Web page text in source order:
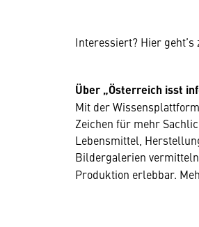
Interessiert? Hier geht’s
Über „Österreich isst
Mit der
Zeichen für mehr
Lebensmittel,
Bildergalerien
Produktion erlebbar.